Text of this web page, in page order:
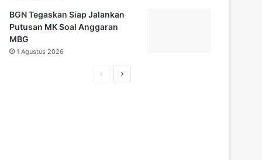
BGN Tegaskan Siap Jalankan
Putusan MK Soal Anggaran
MBG
1 Agustus 2026
H